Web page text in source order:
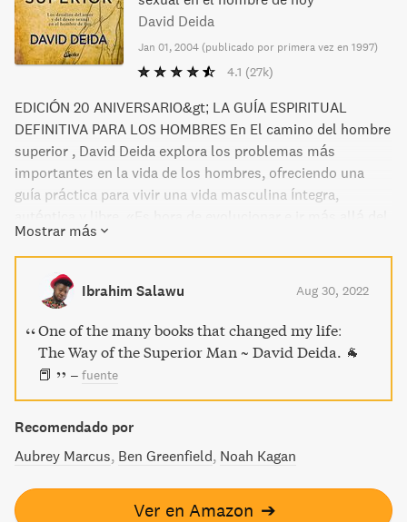
David Deida
Jan 01, 2004 (publicado por primera vez en 1997)
4.1 (27k)
EDICIÓN 20 ANIVERSARIO&gt; LA GUÍA ESPIRITUAL
DEFINITIVA PARA LOS HOMBRES En El camino del hombre
superior , David Deida explora los problemas más
importantes en la vida de los hombres, ofreciendo una
guía práctica para vivir una vida masculina íntegra,
ideal del macho, todo determinación y nada de corazón»,
escribe David Deida. «También es hora de evolucionar e ir
más allá del ideal de hombre tibio, sensiblero y cariñoso,
todo corazón y nada de determinación». El camino del
hombre superior presenta el reto definitivo ―y la
recompensa― para el hombre contemporá descubrir la
«unidad de corazón y determinación» mediante la plena
Mostrar más
Ibrahim Salawu Aug 30, 2022
One of the many books that changed my life:
The Way of the Superior Man ~ David Deida. 🐐
📕
– fuente
Recomendado por
Aubrey Marcus Ben Greenfield Noah Kagan
Ver en Amazon ➔